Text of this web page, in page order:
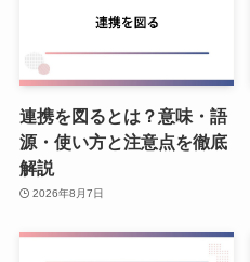
連携を図るとは？意味・語
源・使い方と注意点を徹底
解説
2026年8月7日